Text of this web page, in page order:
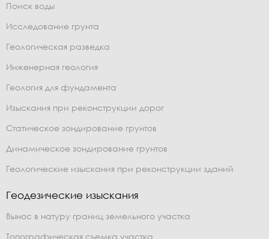
Поиск воды
Исследование грунта
Геологическая разведка
Инженерная геология
Геология для фундамента
Изыскания при реконструкции дорог
Статическое зондирование грунтов
Динамическое зондирование грунтов
Геологические изыскания при реконструкции зданий
Геодезические изыскания
Вынос в натуру границ земельного участка
Топографическая съемка участка